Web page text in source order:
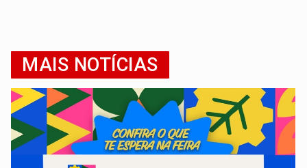
MAIS NOTÍCIAS